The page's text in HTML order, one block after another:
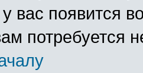
у вас появится
потребуется